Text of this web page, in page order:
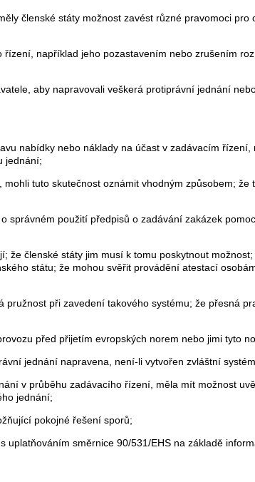
členské státy možnost zavést různé pravomoci pro
například jeho pozastavením nebo zrušením
aby napravovali veškerá protiprávní jednání
nabídky nebo náklady na účast v zadávacím
jednání;
tuto skutečnost oznámit vhodným způsobem; že
použití předpisů o zadávání zakázek
členské státy jim musí k tomu poskytnout
státu; že mohou svěřit provádění atestací
při zavedení takového systému; že přesná
před přijetím evropských norem nebo jimi tyto
jednání napravena, není-li vytvořen zvláštní
v průběhu zadávacího řízení, měla mít možnost
jednání;
pokojné řešení sporů;
směrnice 90/531/EHS na základě